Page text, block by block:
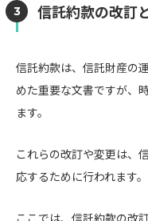
信託約款の改訂
信託約款は、信託財産の
めた重要な文書ですが、
ます。
これらの改訂や変更は、
応するために行われます。
ここでは、信託約款の改